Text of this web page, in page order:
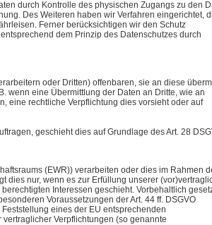
durch Kontrolle des physischen Zugangs zu den
Des Weiteren haben wir Verfahren eingerichtet,
Ferner berücksichtigen wir den Schutz
dem Prinzip des Datenschutzes durch
oder Dritten) offenbaren, sie an diese
wenn eine Übermittlung der Daten an Dritte, wie an
eine rechtliche Verpflichtung dies vorsieht oder auf
geschieht dies auf Grundlage des Art. 28
(EWR)) verarbeiten oder dies im Rahmen
dies nur, wenn es zur Erfüllung unserer
Interessen geschieht. Vorbehaltlich
Voraussetzungen der Art. 44 ff. DSGVO
eines der EU entsprechenden
Verpflichtungen (so genannte